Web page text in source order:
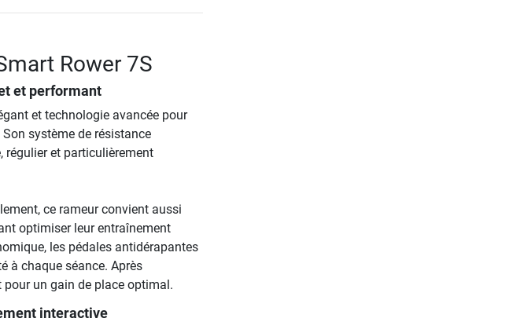
Rower 7S
et performant
et technologie avancée pour
système de résistance
et particulièrement
ce rameur convient aussi
optimiser leur entraînement
les pédales antidérapantes
à chaque séance. Après
pour un gain de place optimal.
interactive